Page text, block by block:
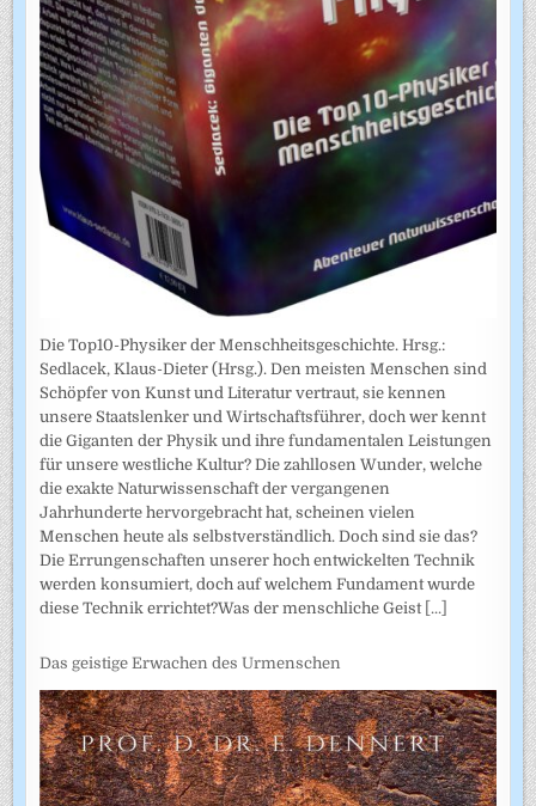
Die Top10-Physiker der Menschheitsgeschichte. Hrsg.:
Sedlacek, Klaus-Dieter (Hrsg.). Den meisten Menschen sind
Schöpfer von Kunst und Literatur vertraut, sie kennen
unsere Staatslenker und Wirtschaftsführer, doch wer kennt
die Giganten der Physik und ihre fundamentalen Leistungen
für unsere westliche Kultur? Die zahllosen Wunder, welche
die exakte Naturwissenschaft der vergangenen
Jahrhunderte hervorgebracht hat, scheinen vielen
Menschen heute als selbstverständlich. Doch sind sie das?
Die Errungenschaften unserer hoch entwickelten Technik
werden konsumiert, doch auf welchem Fundament wurde
diese Technik errichtet?Was der menschliche Geist [...]
Das geistige Erwachen des Urmenschen